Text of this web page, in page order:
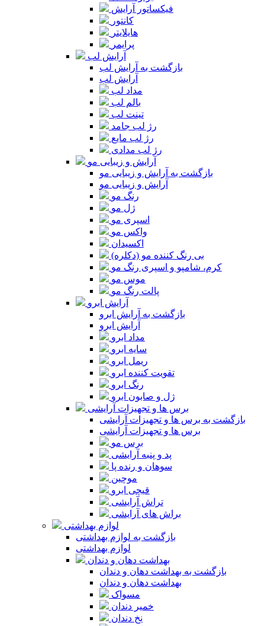
فیکساتور آرایش
کانتور
هایلایتر
پرایمر
آرایش لب
بازگشت به آرایش لب
آرایش لب
مداد لب
بالم لب
تینت لب
رژ لب جامد
رژ لب مایع
رژ لب مدادی
آرایش و زیبایی مو
بازگشت به آرایش و زیبایی مو
آرایش و زیبایی مو
رنگ مو
ژل مو
اسپری مو
واکس مو
اکسیدان
بی رنگ کننده مو (دکلره)
کرم، شامپو و اسپری رنگ مو
موس مو
پالت رنگ مو
آرایش ابرو
بازگشت به آرایش ابرو
آرایش ابرو
مداد ابرو
سایه ابرو
ریمل ابرو
تقویت کننده ابرو
رنگ ابرو
ژل و صابون ابرو
برس ها و تجهیزات آرایشی
بازگشت به برس ها و تجهیزات آرایشی
برس ها و تجهیزات آرایشی
برس مو
پد و پنبه آرایشی
سوهان و رنده پا
موچین
قیچی ابرو
تراش آرایشی
براش های آرایشی
لوازم بهداشتی
بازگشت به لوازم بهداشتی
لوازم بهداشتی
بهداشت دهان و دندان
بازگشت به بهداشت دهان و دندان
بهداشت دهان و دندان
مسواک
خمیر دندان
نخ دندان